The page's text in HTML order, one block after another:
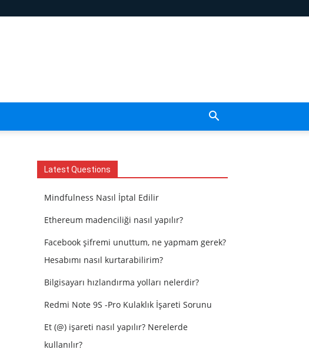
Latest Questions
Mindfulness Nasıl İptal Edilir
Ethereum madenciliği nasıl yapılır?
Facebook şifremi unuttum, ne yapmam gerek?
Hesabımı nasıl kurtarabilirim?
Bilgisayarı hızlandırma yolları nelerdir?
Redmi Note 9S -Pro Kulaklık İşareti Sorunu
Et (@) işareti nasıl yapılır? Nerelerde
kullanılır?